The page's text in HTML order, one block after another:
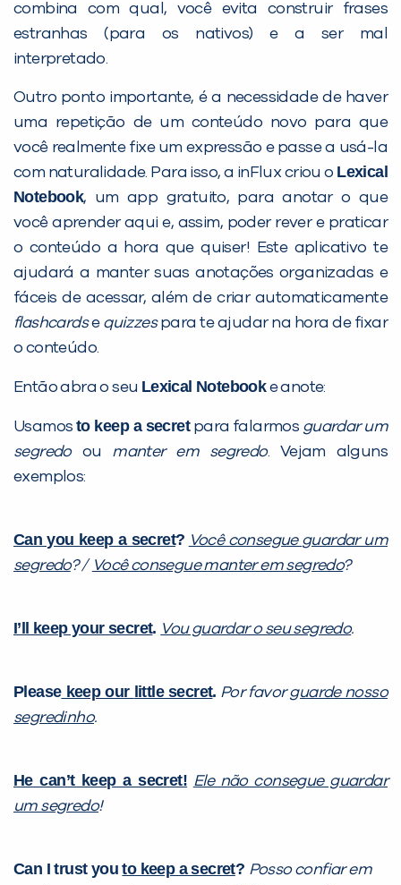
combina com qual, você evita construir frases
estranhas (para os nativos) e a ser mal
interpretado.
Outro ponto importante, é a necessidade de haver
uma repetição de um conteúdo novo para que
você realmente fixe um expressão e passe a usá-la
com naturalidade. Para isso, a inFlux criou o Lexical
Notebook, um app gratuito, para anotar o que
você aprender aqui e, assim, poder rever e praticar
o conteúdo a hora que quiser! Este aplicativo te
ajudará a manter suas anotações organizadas e
fáceis de acessar, além de criar automaticamente
flashcardse quizzespara te ajudar na hora de fixar
o conteúdo.
Então abra o seu Lexical Notebooke anote:
Usamosto keep a secretpara falarmos guardar um
segredo ou manter em segredo. Vejam alguns
exemplos:
Can you keep a secret? Você consegue guardar um
segredo? / Você consegue manter emsegredo?
I’ll keep your secret. Vou guardar o seu segredo.
Pleasekeep our little secret. Por favorguarde nosso
segredinho.
He can’t keep a secret! Ele não consegue guardar
um segredo!
Can I trust youto keep a secret? Posso confiar em
Preencha com seus dados abaixo e
já vamos te colocar em contato
com a:
Sim Não
VOLTAR